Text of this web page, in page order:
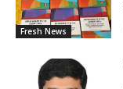
Fresh News